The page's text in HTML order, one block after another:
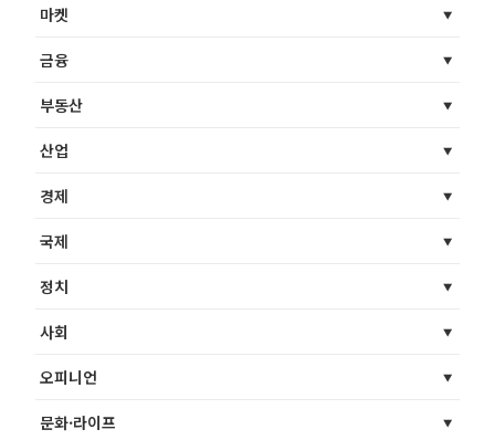
마켓
금융
부동산
산업
경제
국제
정치
사회
오피니언
문화·라이프